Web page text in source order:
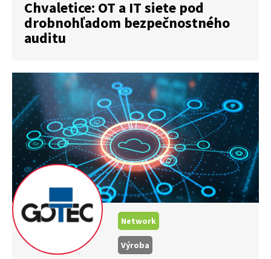
Chvaletice: OT a IT siete pod
drobnohľadom bezpečnostného
auditu
Network
Výroba